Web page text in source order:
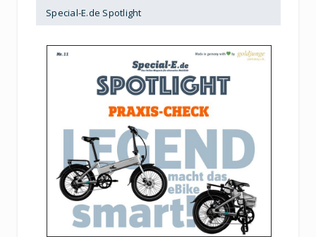
Special-E.de Spotlight